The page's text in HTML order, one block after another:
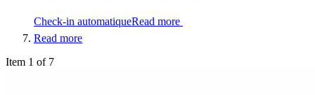
Check-in automatiqueRead more
Read more
Item 1 of 7